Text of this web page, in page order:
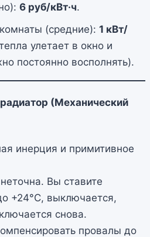
6 руб/кВт·ч.
(средние): 1 кВт/
улетает в окно и
постоянно восполнять).
(Механический
инерция и примитивное
Вы ставите
+24°C, выключается,
снова.
провалы до